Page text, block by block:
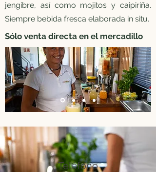
jengibre, así como mojitos y caipiriña.
Siempre bebida fresca elaborada in situ.
Sólo venta directa en el mercadillo
Teléfono